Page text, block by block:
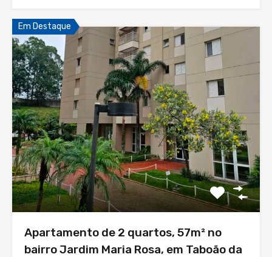
Em Destaque
Apartamento de 2 quartos, 57m² no
bairro Jardim Maria Rosa, em Taboão da